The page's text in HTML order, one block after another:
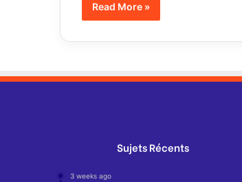
Read More »
Sujets Récents
3 weeks ago